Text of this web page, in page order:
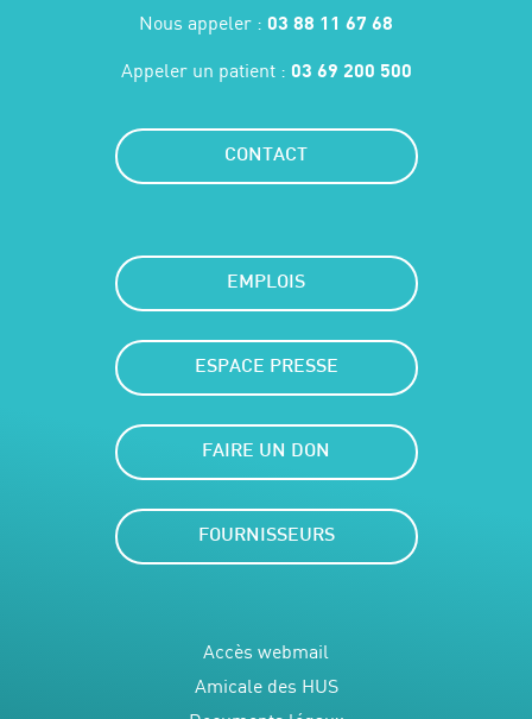
Nous appeler : 03 88 11 67 68
Appeler un patient : 03 69 200 500
CONTACT
EMPLOIS
ESPACE PRESSE
FAIRE UN DON
FOURNISSEURS
Accès webmail
Amicale des HUS